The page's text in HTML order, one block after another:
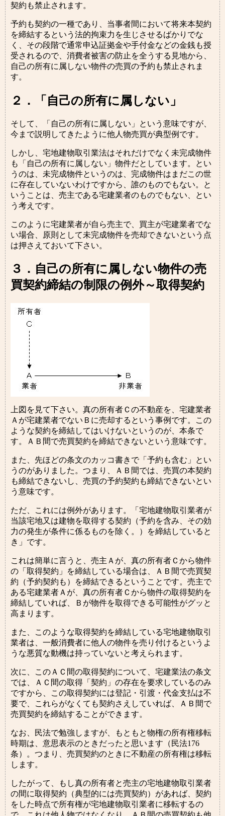
契約も禁止されます。
予約も契約の一種であり、当事者間において将来本契約
を締結するという法的拘束力を生じさせるばかりでな
く、その段階で通常申込証拠金や手付金などの金銭も授
受されるので、消費者被害の防止を全うする見地から、
自己の所有に属しない物件の売買の予約も禁止されま
す。
２．「自己の所有に属しない」
そして、「自己の所有に属しない」という意味ですが、
今まで説明してきたように他人物売買が典型例です。
しかし、宅地建物取引業法はそれだけでなく未完成物件
も「自己の所有に属しない」物件だとしています。とい
うのは、未完成物件というのは、完成物件はまだこの世
に存在していないわけですから、誰のものでもない。と
いうことは、売主である宅建業者のものでもない、とい
う考えです。
このように宅建業者が自ら売主で、買主が宅建業者でな
い場合、原則として未完成物件を売却できないという点
は押さえておいて下さい。
３．自己の所有に属しない物件の売
買契約締結の制限の例外～取得契約
上図を見て下さい。真の所有者Ｃの不動産を、宅建業者
Ａが宅建業者でないＢに売却するという事例です。この
ような契約を締結してはいけないというのが、本条で
す。ＡＢ間で売買契約を締結できないという意味です。
また、先ほどの条文のカッコ書きで「予約も含む」とい
うのがありました。つまり、ＡＢ間では、売買の本契約
も締結できないし、売買の予約契約も締結できないとい
う意味です。
ただ、これには例外があります。「宅地建物取引業者が
当該宅地又は建物を取得する契約（予約を含み、その効
力の発生が条件に係るものを除く。）を締結していると
き」です。
これは簡単に言うと、売主Ａが、真の所有者Ｃから物件
の「取得契約」を締結している場合は、ＡＢ間で売買契
約（予約契約も）を締結できるということです。売主で
ある宅建業者Ａが、真の所有者Ｃから物件の取得契約を
締結していれば、Ｂが物件を取得できる可能性がグッと
高まります。
また、このような取得契約を締結している宅地建物取引
業者は、一般消費者に他人の物件を売り付けるというよ
うな悪質な動機は持っていないと考えられます。
次に、このＡＣ間の取得契約について、宅建業法の条文
では、ＡＣ間の取得「契約」の存在を要求しているのみ
ですから、この取得契約には登記・引渡・代金支払は不
要で、これらがなくても契約さえしていれば、ＡＢ間で
売買契約を締結することができます。
なお、民法で勉強しますが、もともと物権の所有権移転
時期は、意思表示のときだったと思います（民法176
条）。つまり、売買契約のときに不動産の所有権は移転
します。
したがって、もし真の所有者と売主の宅地建物取引業者
の間に取得契約（典型的には売買契約）があれば、契約
をした時点で所有権が宅地建物取引業者に移転するの